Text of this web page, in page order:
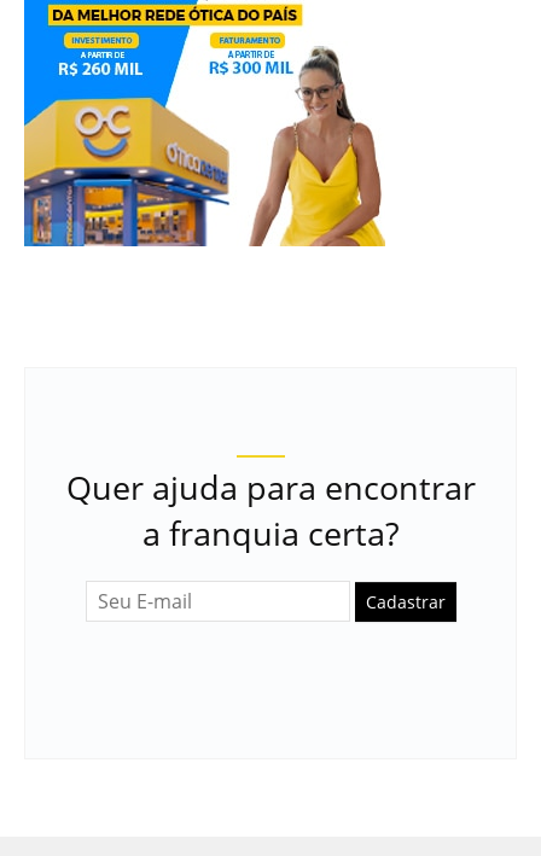
Quer ajuda para encontrar
a franquia certa?
Cadastrar